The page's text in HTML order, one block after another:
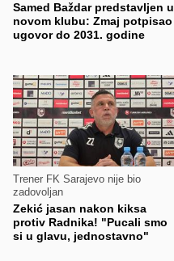
Samed Baždar predstavljen u
novom klubu: Zmaj potpisao
ugovor do 2031. godine
Trener FK Sarajevo nije bio
zadovoljan
Zekić jasan nakon kiksa
protiv Radnika! "Pucali smo
si u glavu, jednostavno"